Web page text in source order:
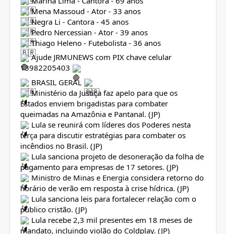
Mena Massoud - Ator - 33 anos
Negra Li - Cantora - 45 anos
Pedro Nercessian - Ator - 39 anos
Thiago Heleno - Futebolista - 36 anos
Ajude JRMUNEWS com PIX chave celular
13982205403
BRASIL GERAL
Ministério da Justiça faz apelo para que os
Estados enviem brigadistas para combater
queimadas na Amazônia e Pantanal. (JP)
Lula se reunirá com líderes dos Poderes nesta
terça para discutir estratégias para combater os
incêndios no Brasil. (JP)
Lula sanciona projeto de desoneração da folha de
pagamento para empresas de 17 setores. (JP)
Ministro de Minas e Energia considera retorno do
horário de verão em resposta à crise hídrica. (JP)
Lula sanciona leis para fortalecer relação com o
público cristão. (JP)
Lula recebe 2,3 mil presentes em 18 meses de
mandato, incluindo violão do Coldplay. (JP)